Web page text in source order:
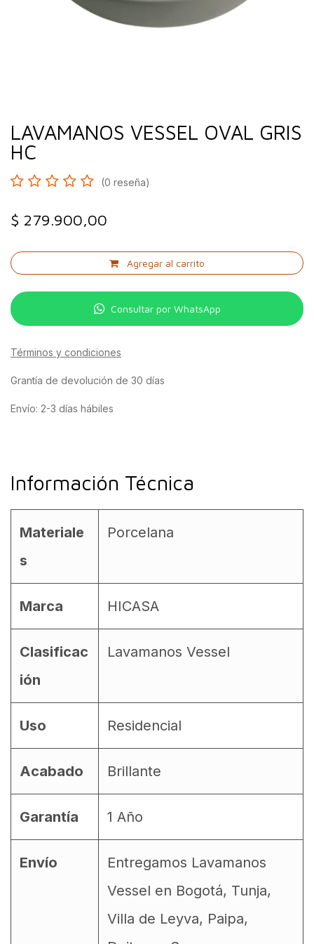
LAVAMANOS VESSEL OVAL GRIS
HC
(0 reseña)
$ 279.900,00
Agregar al carrito
Consultar por WhatsApp
Términos y condiciones
Grantía de devolución de 30 días
Envío: 2-3 días hábiles
Información Técnica
Materiale
s
Porcelana
Marca HICASA
Clasificac
ión
Lavamanos Vessel
Uso Residencial
Acabado Brillante
Garantía 1 Año
Envío
Entregamos Lavamanos
Vessel en Bogotá, Tunja,
Villa de Leyva, Paipa,